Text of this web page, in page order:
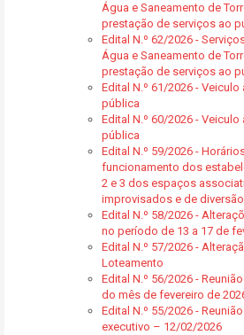
Água e Saneamento de
prestação de serviços ao
Edital N.º 62/2026 -
Água e Saneamento de
prestação de serviços ao
Edital N.º 61/2026 -
pública
Edital N.º 60/2026 -
pública
Edital N.º 59/2026 -
funcionamento dos
2 e 3 dos espaços
improvisados e de
Edital N.º 58/2026 -
no período de 13 a 17 de
Edital N.º 57/2026 -
Loteamento
Edital N.º 56/2026 -
do mês de fevereiro de
Edital N.º 55/2026 -
executivo – 12/02/2026